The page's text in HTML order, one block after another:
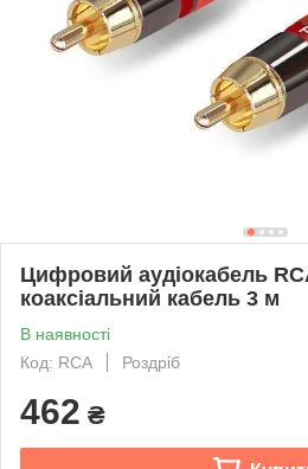
Цифровий аудіокабель
коаксіальний кабель 3 м
В наявності
Код: RCA
Роздріб
462 ₴